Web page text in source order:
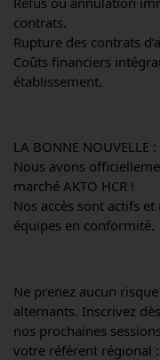
contrats.
Rupture des contrats
Coûts financiers
établissement.
LA BONNE NOUVELLE
Nous avons
marché AKTO HCR !
Nos accès sont actifs
équipes en conformité.
Ne prenez aucun
alternants. Inscrivez
nos prochaines
votre référent régional :